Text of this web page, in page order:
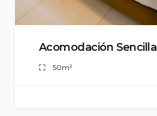
Acomodación Sencilla
50m²